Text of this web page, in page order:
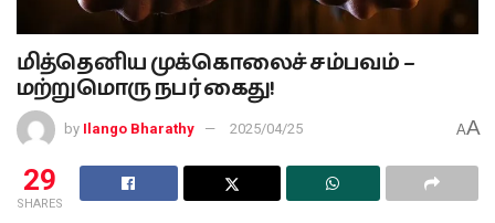
மித்தெனிய முக்கொலைச் சம்பவம் –
மற்றுமொரு நபர் கைது!
by Ilango Bharathy 2025/04/25 AA
29
SHARES